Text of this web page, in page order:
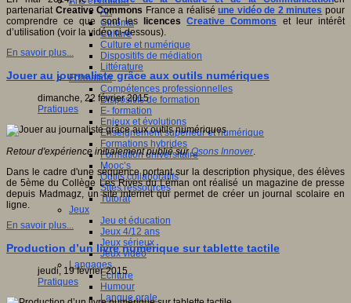
Art
Cinéma
Culture
Culture et numérique
Dispositifs de médiation
Littérature
Formation
Compétences professionnelles
Dispositifs de formation
E- formation
Enjeux et évolutions
Enseignement supérieur et numérique
Formations hybrides
Formation universitaire
Mooc’s
Outils collaboratifs
Sites ressources
Tutorat
Jeux
Jeu et éducation
Jeux 4/12 ans
Jeux sérieux
Jeux vidéo
Langages
Ecriture
Humour
Langue orale
partenariat Creative Commons France a réaliséune vidéo de 2 minutes pour
comprendre ce que sont les
licences Creative Commons
et leur intérêt
d’utilisation (voir la vidéo ci-dessous).
En savoir plus...
Jouer au journaliste grâce aux outils numériques
dimanche, 22 février 2015
Pratiques
Retour d'expérience initialement publié surOsons Innover.
Dans le cadre d'une séquence portant sur la description physique, des élèves
de 5ème du Collège Les Rives du Léman ont réalisé un magazine de presse
depuis Madmagz, un site internet qui permet de créer un journal scolaire en
ligne.
En savoir plus...
Production d’un livre numérique sur tablette tactile
jeudi, 19 février 2015
Pratiques